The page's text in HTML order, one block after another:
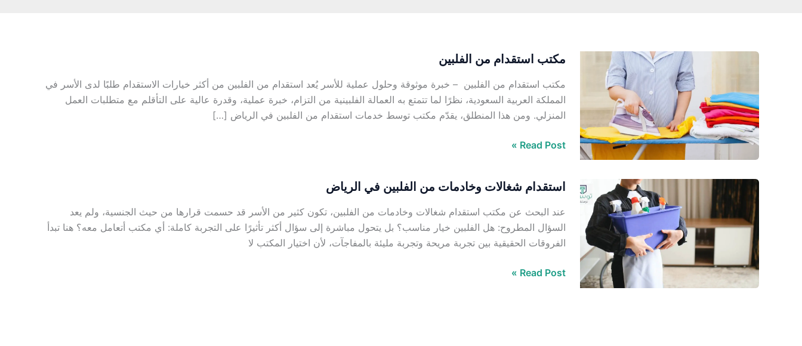
مكتب استقدام من الفلبين
مكتب استقدام من الفلبين – خبرة موثوقة وحلول عملية للأسر يُعد استقدام من الفلبين من أكثر خيارات الاستقدام طلبًا لدى الأسر في
المملكة العربية السعودية، نظرًا لما تتمتع به العمالة الفلبينية من التزام، خبرة عملية، وقدرة عالية على التأقلم مع متطلبات العمل
المنزلي. ومن هذا المنطلق، يقدّم مكتب توسط خدمات استقدام من الفلبين في الرياض […]
مكتب
من
الفلبين
Read Post »
استقدام شغالات وخادمات من الفلبين في الرياض
عند البحث عن مكتب استقدام شغالات وخادمات من الفلبين، تكون كثير من الأسر قد حسمت قرارها من حيث الجنسية، ولم يعد
السؤال المطروح: هل الفلبين خيار مناسب؟ بل يتحول مباشرة إلى سؤال أكثر تأثيرًا على التجربة كاملة: أي مكتب أتعامل معه؟ هنا تبدأ
الفروقات الحقيقية بين تجربة مريحة وتجربة مليئة بالمفاجآت، لأن اختيار المكتب لا
استقدام
وخادمات
من
الفلبين
الرياض
Read Post »